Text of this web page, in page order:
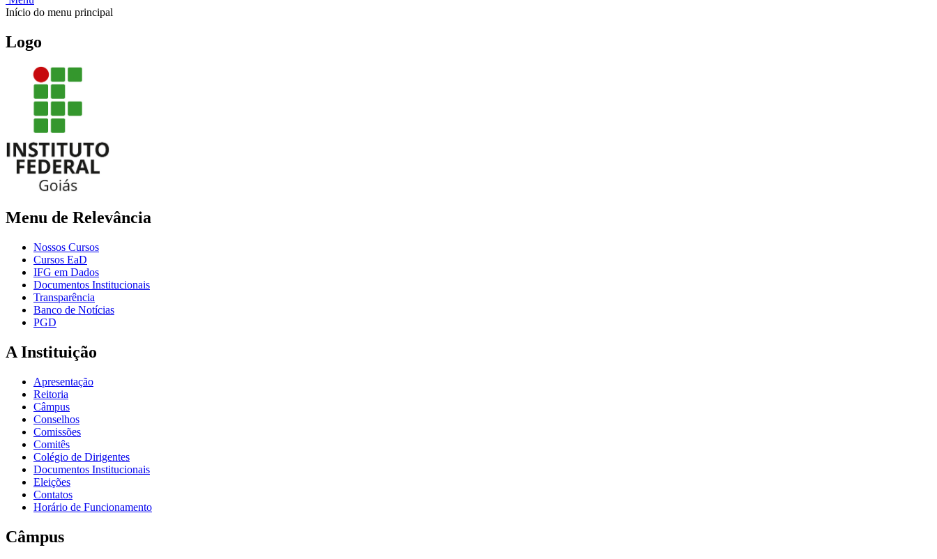
Início do menu principal
Logo
Menu de Relevância
Nossos Cursos
Cursos EaD
IFG em Dados
Documentos Institucionais
Transparência
Banco de Notícias
PGD
A Instituição
Apresentação
Reitoria
Câmpus
Conselhos
Comissões
Comitês
Colégio de Dirigentes
Documentos Institucionais
Eleições
Contatos
Horário de Funcionamento
Câmpus